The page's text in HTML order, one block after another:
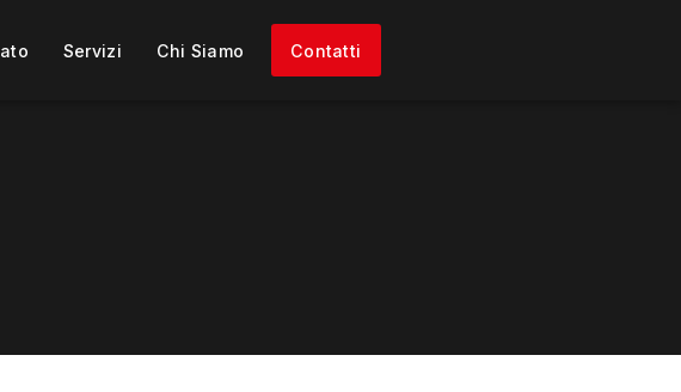
Servizi Chi Siamo Contatti